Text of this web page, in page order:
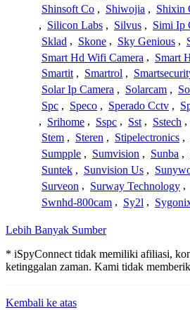
Shinsoft Co , Shiwojia , Shixin
, Silicon Labs , Silvus , Simi Ip
Sklad , Skone , Sky Genious ,
Smart Hd Wifi Camera , Smart
Smartit , Smartrol ,
Solar Ip Camera , Solarcam ,
Spc , Speco , Sperado Cctv ,
, Srihome , Sspc , Sst , Sstech ,
Stem , Steren , Stipelectronics ,
Sumpple , Sumvision , Sunba ,
Suntek , Sunvision Us ,
Surveon , Surway Technology ,
Swnhd-800cam , Sy2l ,
Lebih Banyak Sumber
* iSpyConnect tidak memiliki afiliasi,
ketinggalan zaman. Kami tidak
Kembali ke atas